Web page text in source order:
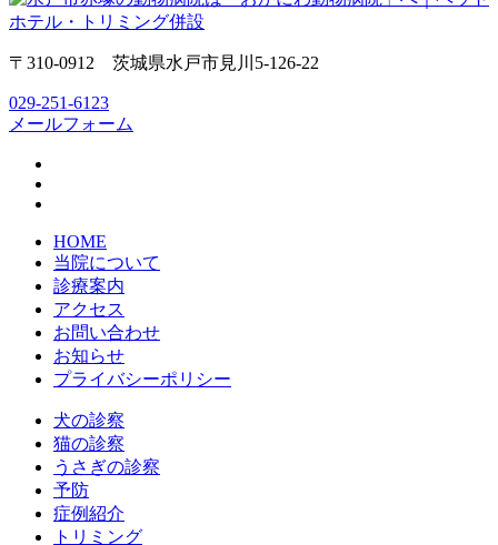
〒310-0912 茨城県水戸市見川5-126-22
029-251-6123
メールフォーム
HOME
当院について
診療案内
アクセス
お問い合わせ
お知らせ
プライバシーポリシー
犬の診察
猫の診察
うさぎの診察
予防
症例紹介
トリミング